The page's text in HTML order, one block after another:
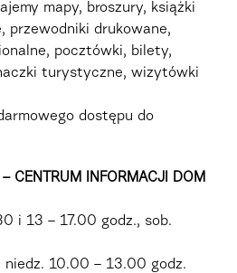
mapy, broszury, książki
przewodniki drukowane,
pocztówki, bilety,
turystyczne, wizytówki
dostępu do
CENTRUM INFORMACJI DOM
i 13 – 17.00 godz., sob.
niedz. 10.00 – 13.00 godz.